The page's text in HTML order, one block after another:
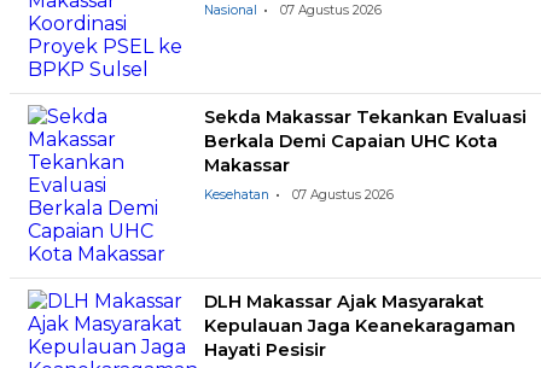
Nasional 07 Agustus 2026
Sekda Makassar Tekankan Evaluasi
Berkala Demi Capaian UHC Kota
Makassar
Kesehatan 07 Agustus 2026
DLH Makassar Ajak Masyarakat
Kepulauan Jaga Keanekaragaman
Hayati Pesisir